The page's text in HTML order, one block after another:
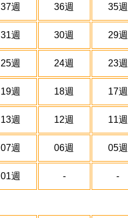
37週 36週 35週
31週 30週 29週
25週 24週 23週
19週 18週 17週
13週 12週 11週
07週 06週 05週
01週 - -